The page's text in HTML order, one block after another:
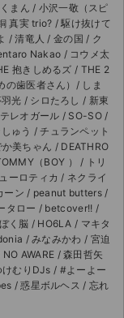
まん / 小沢一敬（スピ
真実 trio? / 駆け抜けて
/ 清竜人 / 金の国 / ク
Nakao / コウメ太
抱きしめるズ / THE 2
の歯医者さん）/ しま
光 / シロたろし / 新東
レオガール / SO-SO /
ゅう / チュランペット
美ちゃん / DEATHRO
（BOY ） / トリ
ーロティカ / ネクライ
ーン / peanut butters /
タロー / betcover!! /
く脳 / HO6LA / マキタ
/ みなみかわ / 宮迫
AWARE / 森田哲矢
けむりDJs / #よーよー
/ 惑星ボルヘス / 忘れ